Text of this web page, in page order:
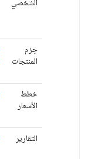
الشخصي
حِزم
المنتجات
خطط
الأسعار
التقارير